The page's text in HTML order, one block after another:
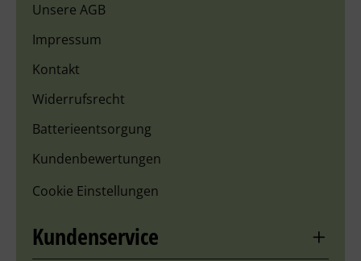
Unsere AGB
Impressum
Kontakt
Widerrufsrecht
Batterieentsorgung
Kundenbewertungen
Cookie Einstellungen
Kundenservice